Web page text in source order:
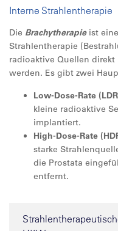
Interne Strahlentherapie
Die Brachytherapieist
Strahlentherapie
radioaktive Quellen
werden. Es gibt zwei
Low-Dose-Rate
kleine radioaktive
implantiert.
High-Dose-Rate
starke
die Prostata
entfernt.